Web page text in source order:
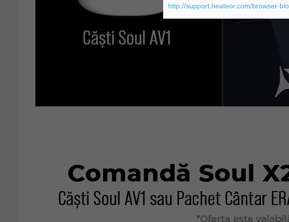
http://support.heateor.com/browser-